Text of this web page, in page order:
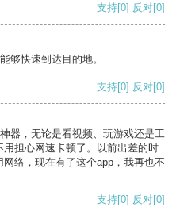
支持[0] 反对[0]
够快速到达目的地。
支持[0] 反对[0]
器，无论是看视频、玩游戏还是工
担心网速卡顿了。以前出差的时
络，现在有了这个app，我再也不
支持[0] 反对[0]